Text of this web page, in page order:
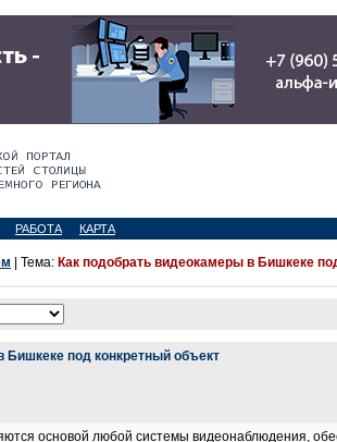
РАБОТА КАРТА
| Тема: Как подобрать видеокамеры в Бишкеке
Бишкеке под конкретный объект
основой любой системы видеонаблюдения,